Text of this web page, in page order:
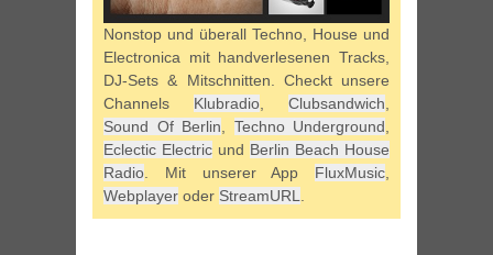
Nonstop und überall Techno, House und
Electronica mit handverlesenen Tracks,
DJ-Sets & Mitschnitten. Checkt unsere
Channels Klubradio Clubsandwich
Sound Of Berlin
Techno Underground
Eclectic Electric und Berlin Beach House
Radio . Mit unserer App FluxMusic
Webplayer oder StreamURL